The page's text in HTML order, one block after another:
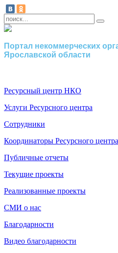
Портал некоммерческих
Ярославской области
Ресурсный центр НКО
Услуги Ресурсного центра
Сотрудники
Координаторы Ресурсного центра
Публичные отчеты
Текущие проекты
Реализованные проекты
СМИ о нас
Благодарности
Видео благодарности